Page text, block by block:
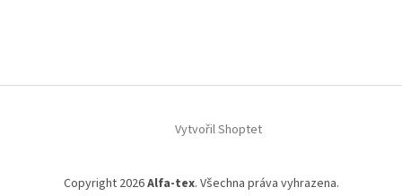
Vytvořil Shoptet
Copyright 2026Alfa-tex. Všechna práva vyhrazena.